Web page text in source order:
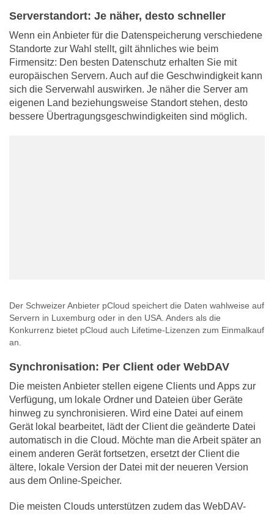
Serverstandort: Je näher, desto schneller
Wenn ein Anbieter für die Datenspeicherung verschiedene
Standorte zur Wahl stellt, gilt ähnliches wie beim
Firmensitz: Den besten Datenschutz erhalten Sie mit
europäischen Servern. Auch auf die Geschwindigkeit kann
sich die Serverwahl auswirken. Je näher die Server am
eigenen Land beziehungsweise Standort stehen, desto
bessere Übertragungsgeschwindigkeiten sind möglich.
Der Schweizer Anbieter pCloud speichert die Daten wahlweise auf
Servern in Luxemburg oder in den USA. Anders als die
Konkurrenz bietet pCloud auch Lifetime-Lizenzen zum Einmalkauf
an.
Synchronisation: Per Client oder WebDAV
Die meisten Anbieter stellen eigene Clients und Apps zur
Verfügung, um lokale Ordner und Dateien über Geräte
hinweg zu synchronisieren. Wird eine Datei auf einem
Gerät lokal bearbeitet, lädt der Client die geänderte Datei
automatisch in die Cloud. Möchte man die Arbeit später an
einem anderen Gerät fortsetzen, ersetzt der Client die
ältere, lokale Version der Datei mit der neueren Version
aus dem Online-Speicher.
Die meisten Clouds unterstützen zudem das WebDAV-